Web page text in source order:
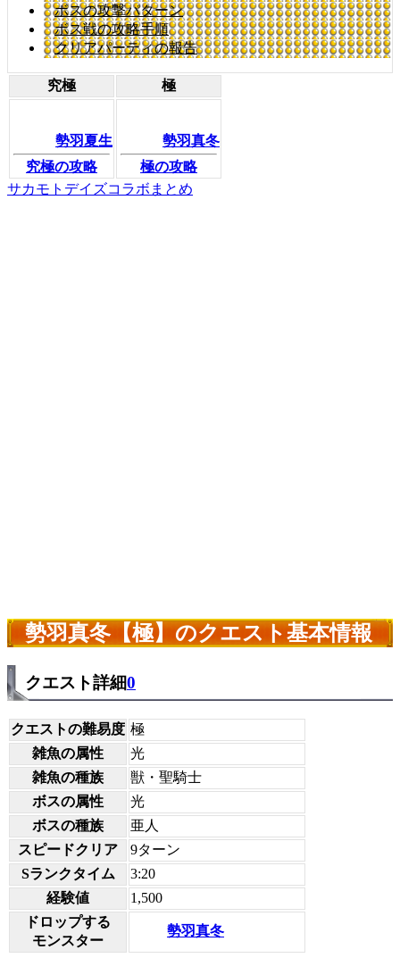
ボスの攻撃パターン
ボス戦の攻略手順
クリアパーティの報告
究極 極
勢羽夏生
究極の攻略
勢羽真冬
極の攻略
サカモトデイズコラボまとめ
勢羽真冬【極】のクエスト基本情報
クエスト詳細0
クエストの難易度 極
雑魚の属性
光
雑魚の種族
獣・聖騎士
ボスの属性
光
ボスの種族
亜人
スピードクリア
9ターン
Sランクタイム
3:20
経験値
1,500
ドロップする
モンスター
勢羽真冬